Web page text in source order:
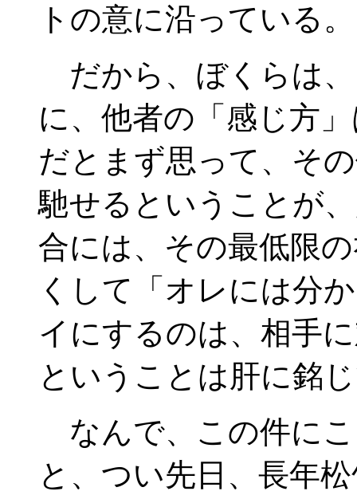
トの意に沿っている。
だから、ぼくらは
に、他者の「感じ方
だとまず思って、そ
馳せるということが
合には、その最低限
くして「オレには分
イにするのは、相手
ということは肝に銘
なんで、この件に
と、つい先日、長年